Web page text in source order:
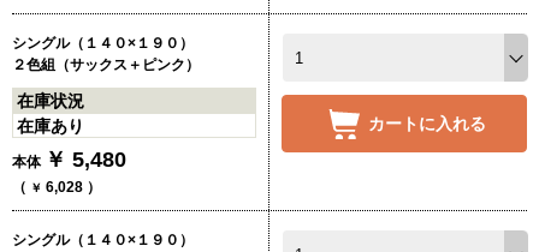
シングル（１４０×１９０）
２色組（サックス＋ピンク）
在庫状況
在庫あり
本体 ￥ 5,480
（ ￥ 6,028 ）
カートに入れる
シングル（１４０×１９０）